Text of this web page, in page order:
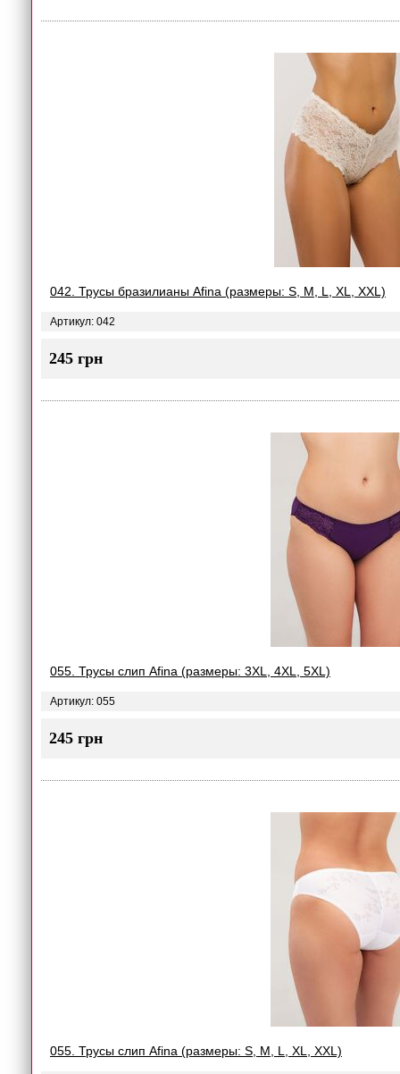
042. Трусы бразилианы Afina (размеры: S, M, L, XL, XXL)
Артикул: 042
245 грн
055. Трусы слип Afina (размеры: 3XL, 4XL, 5XL)
Артикул: 055
245 грн
055. Трусы слип Afina (размеры: S, M, L, XL, XXL)